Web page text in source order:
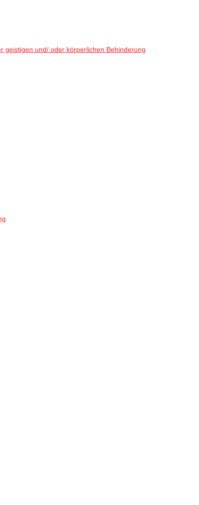
geistigen und/ oder körperlichen Behinderung